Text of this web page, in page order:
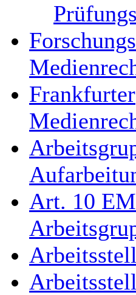
Frankfurter
Art. 10